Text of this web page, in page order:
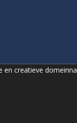
en creatieve